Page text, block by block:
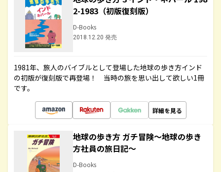
2-1983（初版復刻版）
D-Books
2018.12.20 発売
1981年、旅人のバイブルとして登場した地球の歩き方インド
の初版が復刻版で再登場！ 当時の旅を思い出して欲しい1冊
です。
詳細を見る
地球の歩き方 ガチ冒険～地球の歩き
方社員の旅日記～
D-Books